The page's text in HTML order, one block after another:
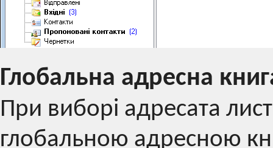
Глобальна адресна
При виборі адресата
глобальною адресною